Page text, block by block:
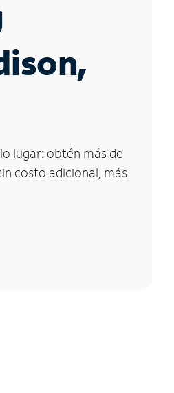
lugar: obtén más de
costo adicional, más